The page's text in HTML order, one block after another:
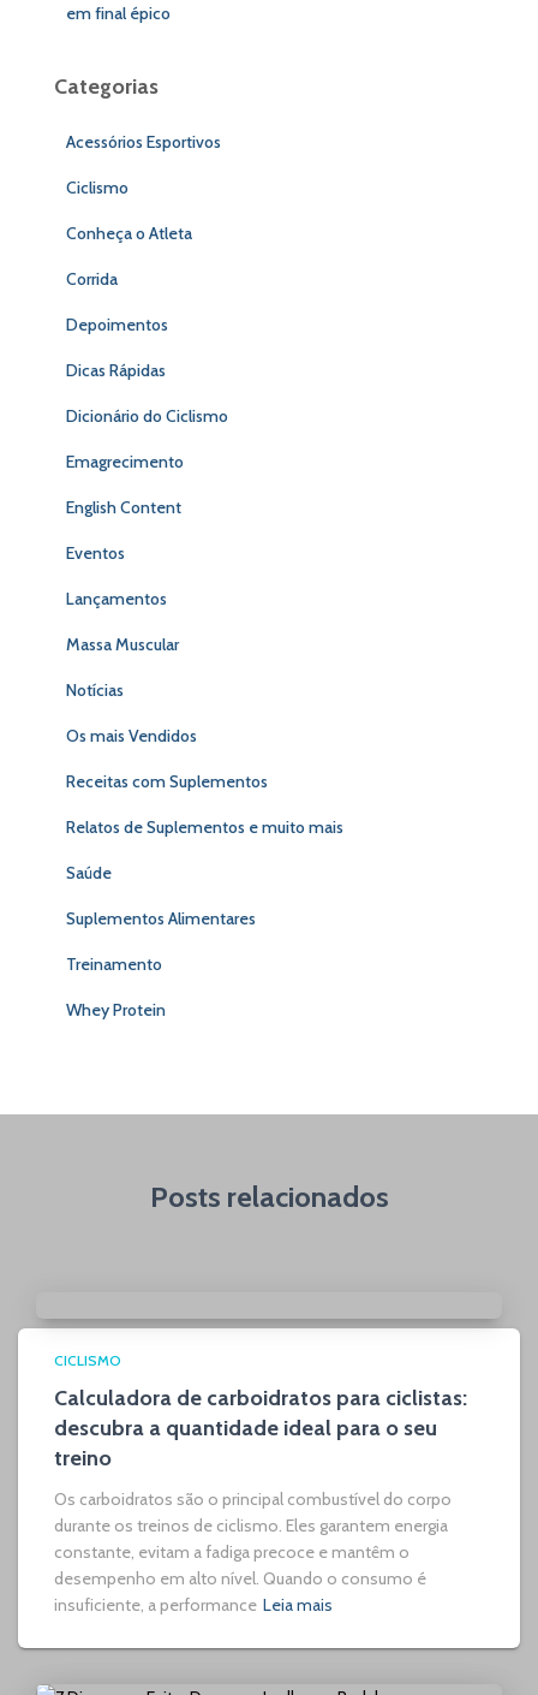
em final épico
Categorias
Acessórios Esportivos
Ciclismo
Conheça o Atleta
Corrida
Depoimentos
Dicas Rápidas
Dicionário do Ciclismo
Emagrecimento
English Content
Eventos
Lançamentos
Massa Muscular
Notícias
Os mais Vendidos
Receitas com Suplementos
Relatos de Suplementos e muito mais
Saúde
Suplementos Alimentares
Treinamento
Whey Protein
Posts relacionados
CICLISMO
Calculadora de carboidratos para ciclistas:
descubra a quantidade ideal para o seu
treino
Os carboidratos são o principal combustível do corpo
durante os treinos de ciclismo. Eles garantem energia
constante, evitam a fadiga precoce e mantêm o
desempenho em alto nível. Quando o consumo é
insuficiente, a performance Leia mais